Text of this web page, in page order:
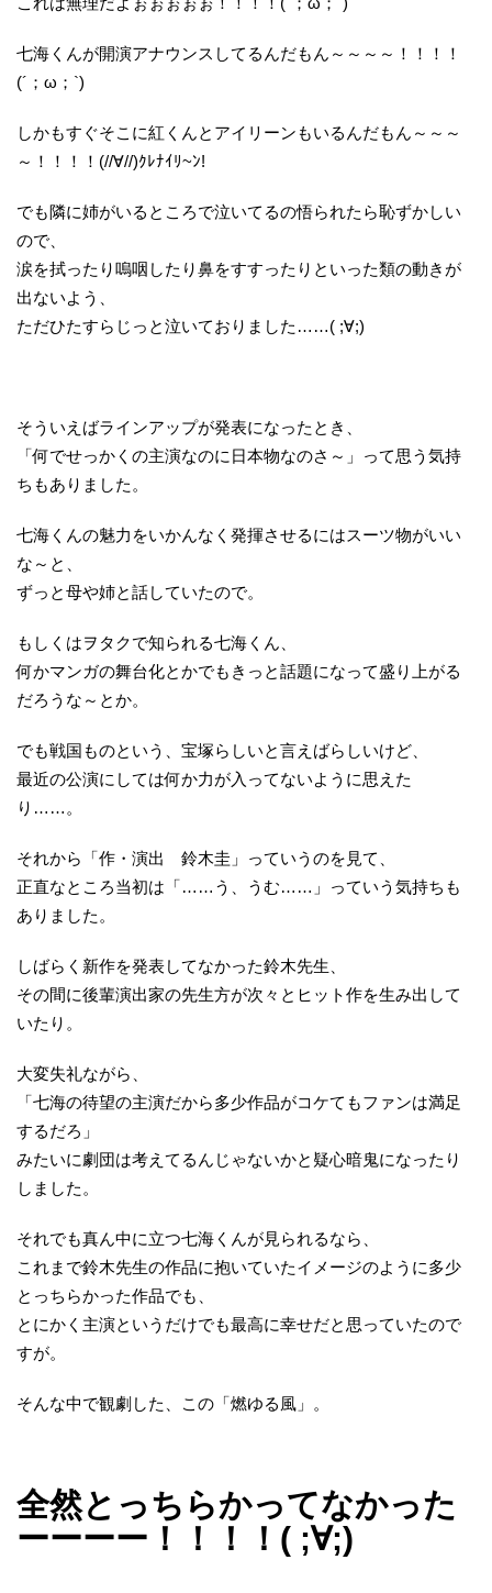
七海くんが開演アナウンスしてるんだもん～～～～！！！！
(´；ω；`)
しかもすぐそこに紅くんとアイリーンもいるんだもん～～～
～！！！！(//∀//)ｸﾚﾅｲﾘ~ﾝ!
でも隣に姉がいるところで泣いてるの悟られたら恥ずかしい
ので、
涙を拭ったり嗚咽したり鼻をすすったりといった類の動きが
出ないよう、
ただひたすらじっと泣いておりました……( ;∀;)
そういえばラインアップが発表になったとき、
「何でせっかくの主演なのに日本物なのさ～」って思う気持
ちもありました。
七海くんの魅力をいかんなく発揮させるにはスーツ物がいい
な～と、
ずっと母や姉と話していたので。
もしくはヲタクで知られる七海くん、
何かマンガの舞台化とかでもきっと話題になって盛り上がる
だろうな～とか。
でも戦国ものという、宝塚らしいと言えばらしいけど、
最近の公演にしては何か力が入ってないように思えた
り……。
それから「作・演出 鈴木圭」っていうのを見て、
正直なところ当初は「……う、うむ……」っていう気持ちも
ありました。
しばらく新作を発表してなかった鈴木先生、
その間に後輩演出家の先生方が次々とヒット作を生み出して
いたり。
大変失礼ながら、
「七海の待望の主演だから多少作品がコケてもファンは満足
するだろ」
みたいに劇団は考えてるんじゃないかと疑心暗鬼になったり
しました。
それでも真ん中に立つ七海くんが見られるなら、
これまで鈴木先生の作品に抱いていたイメージのように多少
とっちらかった作品でも、
とにかく主演というだけでも最高に幸せだと思っていたので
すが。
そんな中で観劇した、この「燃ゆる風」。
全然とっちらかってなかった
ーーーー！！！！( ;∀;)